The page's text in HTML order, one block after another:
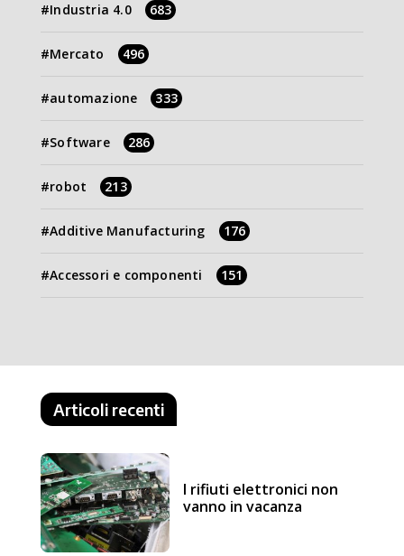
Industria 4.0 683
Mercato 496
automazione 333
Software 286
robot 213
Additive Manufacturing 176
Accessori e componenti 151
Articoli recenti
I rifiuti elettronici non
vanno in vacanza